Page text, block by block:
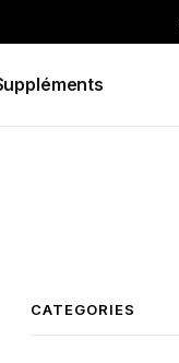
CATEGORIES